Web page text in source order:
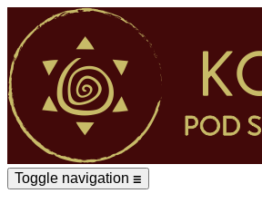
Toggle navigation ☰